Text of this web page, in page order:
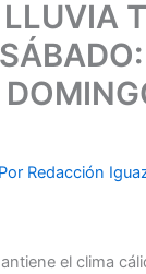
Redacción
el clima